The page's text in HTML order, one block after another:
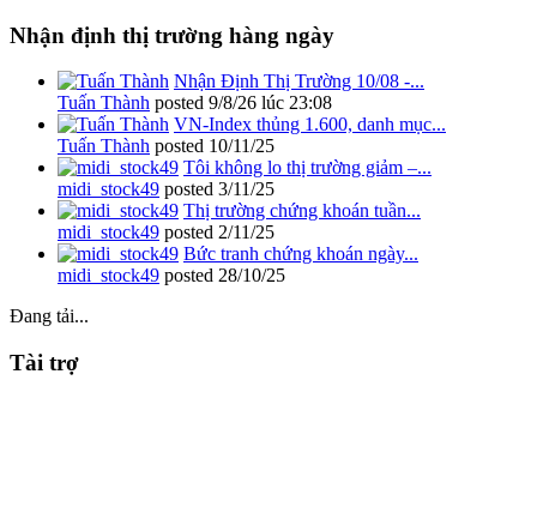
Nhận định thị trường hàng ngày
Nhận Định Thị Trường 10/08 -...
Tuấn Thành posted 9/8/26 lúc 23:08
VN-Index thủng 1.600, danh mục...
Tuấn Thành posted 10/11/25
Tôi không lo thị trường giảm –...
midi_stock49 posted 3/11/25
Thị trường chứng khoán tuần...
midi_stock49 posted 2/11/25
Bức tranh chứng khoán ngày...
midi_stock49 posted 28/10/25
Đang tải...
Tài trợ